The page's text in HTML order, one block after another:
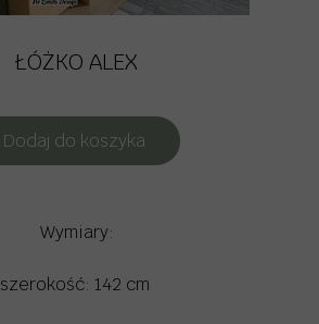
Wymiary:
szerokość: 142 cm
Dodaj do koszyka
ŁÓŻKO ALEX